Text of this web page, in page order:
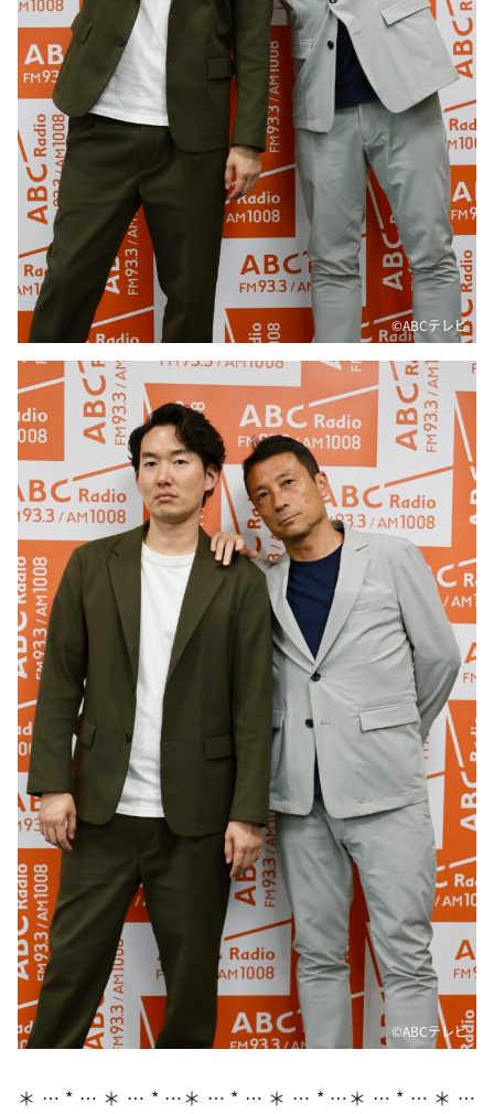
©ABCテレビ
©ABCテレビ
＊ … * … ＊ … * …＊ … * … ＊ … * …＊ … * … ＊ …